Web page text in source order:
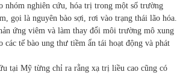
nhóm nghiên cứu, hóa trị trong một số trường
gọi là nguyên bào sợi, rơi vào trạng thái lão hóa.
ứng viêm và làm thay đổi môi trường mô xung
các tế bào ung thư tiềm ẩn tái hoạt động và phát
tại Mỹ từng chỉ ra rằng xạ trị liều cao cũng có